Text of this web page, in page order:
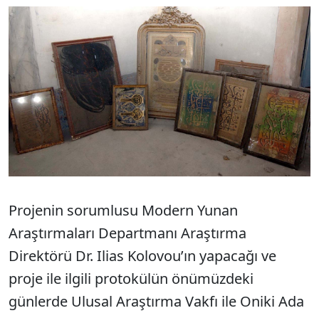
Projenin sorumlusu Modern Yunan
Araştırmaları Departmanı Araştırma
Direktörü Dr. Ilias Kolovou’ın yapacağı ve
proje ile ilgili protokülün önümüzdeki
günlerde Ulusal Araştırma Vakfı ile Oniki Ada